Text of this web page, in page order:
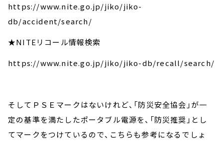
https://www.nite.go.jp/jiko/jiko-
db/accident/search/
★NITEリコール情報検索
https://www.nite.go.jp/jiko/jiko-db/recall/search/
そしてＰＳＥマークはないけれど、「防災安全協会」が一
定の基準を満たしたポータブル電源を、「防災推奨」とし
てマークをつけているので、こちらも参考になるでしょ